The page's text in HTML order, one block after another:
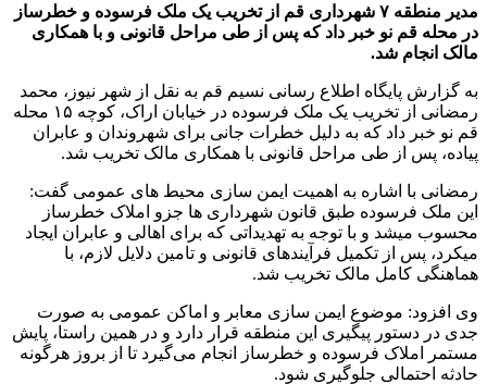
مدیر منطقه ۷ شهرداری قم از تخریب یک ملک فرسوده و خطرساز
در محله قم نو خبر داد که پس از طی مراحل قانونی و با همکاری
مالک انجام شد.
به گزارش پایگاه اطلاع رسانی نسیم قم به نقل از شهر نیوز، محمد
رمضانی از تخریب یک ملک فرسوده در خیابان اراک، کوچه ۱۵ محله
قم نو خبر داد که به دلیل خطرات جانی برای شهروندان و عابران
پیاده، پس از طی مراحل قانونی با همکاری مالک تخریب شد.
رمضانی با اشاره به اهمیت ایمن سازی محیط های عمومی گفت:
این ملک فرسوده طبق قانون شهرداری ها جزو املاک خطرساز
محسوب میشد و با توجه به تهدیداتی که برای اهالی و عابران ایجاد
میکرد، پس از تکمیل فرآیندهای قانونی و تامین دلایل لازم، با
هماهنگی کامل مالک تخریب شد.
وی افزود: موضوع ایمن سازی معابر و اماکن عمومی به صورت
جدی در دستور پیگیری این منطقه قرار دارد و در همین راستا، پایش
مستمر املاک فرسوده و خطرساز انجام می‌گیرد تا از بروز هرگونه
حادثه احتمالی جلوگیری شود.